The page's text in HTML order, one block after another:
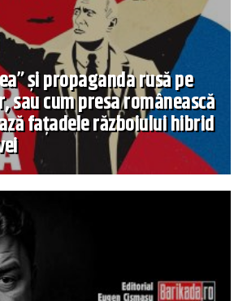
și propaganda rusă pe
sau cum presa românească
fațadele războiului hibrid